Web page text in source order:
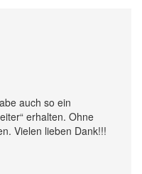
auch so ein
erhalten. Ohne
Vielen lieben Dank!!!